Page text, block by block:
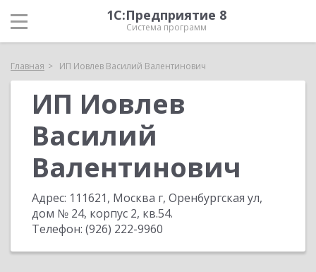
1С:Предприятие 8
Система программ
Главная ИП Иовлев Василий Валентинович
ИП Иовлев
Василий
Валентинович
Адрес: 111621, Москва г, Оренбургская ул,
дом № 24, корпус 2, кв.54.
Телефон: (926) 222-9960